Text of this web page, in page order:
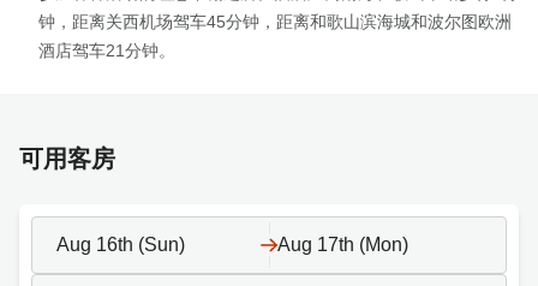
钟，距离关西机场驾车45分钟，距离和歌山滨海城和波尔图欧洲
酒店驾车21分钟。
可用客房
Aug 16th (Sun) Aug 17th (Mon)